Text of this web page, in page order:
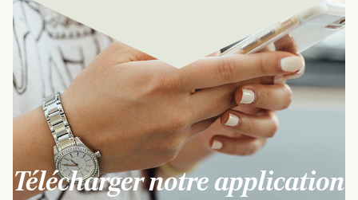
Télécharger notre application